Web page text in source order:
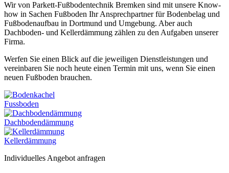
Wir von Parkett-Fußbodentechnik Bremken sind mit unsere Know-
how in Sachen Fußboden Ihr Ansprechpartner für Bodenbelag und
Fußbodenaufbau in Dortmund und Umgebung. Aber auch
Dachboden- und Kellerdämmung zählen zu den Aufgaben unserer
Firma.
Werfen Sie einen Blick auf die jeweiligen Dienstleistungen und
vereinbaren Sie noch heute einen Termin mit uns, wenn Sie einen
neuen Fußboden brauchen.
Fussboden
Dachboden­dämmung
Keller­dämmung
Individuelles Angebot anfragen